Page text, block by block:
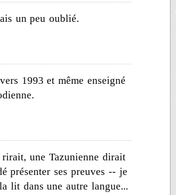
un peu oublié.
1993 et même enseigné
une Tazunienne dirait
présenter ses preuves -- je
lit dans une autre langue...